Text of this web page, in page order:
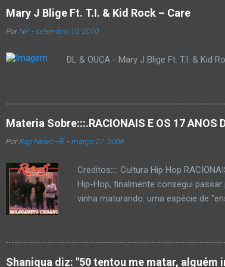
Mary J Blige Ft. T.I. & Kid Rock – Care
PorNP -setembro 10, 2010
DL & OUÇA - Mary J Blige Ft. T.I. & Kid
Materia Sobre:::.RACIONAIS E OS 17 ANOS
PorRap News--® -março 27, 2008
Creditos:::: Cultura Hip Hop
Hip-Hop, finalmente consegui
vinha maturando: uma espécie de
Como de costume, uma pequena
brasileiro não tem memória. Fala-
rica história sociocultural. No que
Shaniqua diz: "50 tentou me matar,